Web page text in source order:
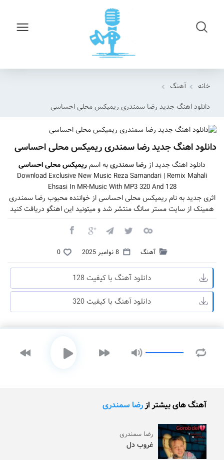
خانه
آهنگ
دانلود اهنگ جدید رضا سمندری ریمیکس محلی احساسی
دانلود اهنگ جدید رضا سمندری ریمیکس محلی احساسی
دانلود اهنگ جدید از رضا سمندریبه اسمریمیکس محلی احساسی
Download Exclusive New Music Reza Samandari | Remix Mahali
Ehsasi In MR-Music With MP3 320 And 128
اثری جدید به نام ریمیکس محلی احساسی از خواننده محبوب رضا سمندری
همینک از سایت مستر سانگ منتشر شد و میتونید این اهنگو دریافت کنید
آهنگ 8 نوامبر 2025 0
دانلود آهنگ با کیفیت 128
دانلود آهنگ با کیفیت 320
آهنگ های بیشتر ازرضا سمندری
رضا سمندری
غروب دل